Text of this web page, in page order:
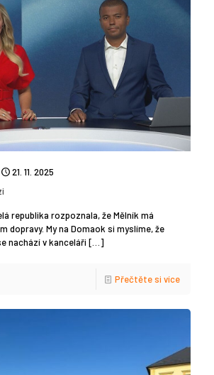
21. 11. 2025
republika rozpoznala, že Mělník má
dopravy. My na Domaok si myslíme, že
nachází v kanceláři […]
Přečtěte si více